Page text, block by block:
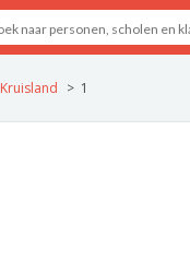
Kruisland 1